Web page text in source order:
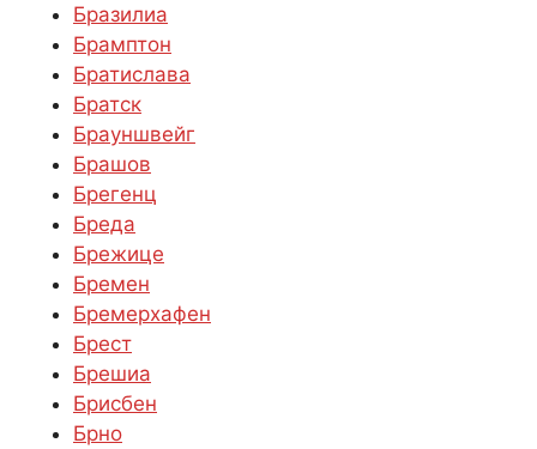
Бразилиа
Брамптон
Братислава
Братск
Брауншвейг
Брашов
Брегенц
Бреда
Брежице
Бремен
Бремерхафен
Брест
Брешиа
Брисбен
Брно